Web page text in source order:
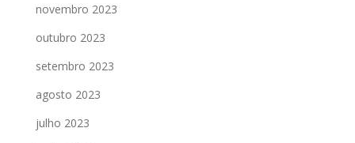
novembro 2023
outubro 2023
setembro 2023
agosto 2023
julho 2023